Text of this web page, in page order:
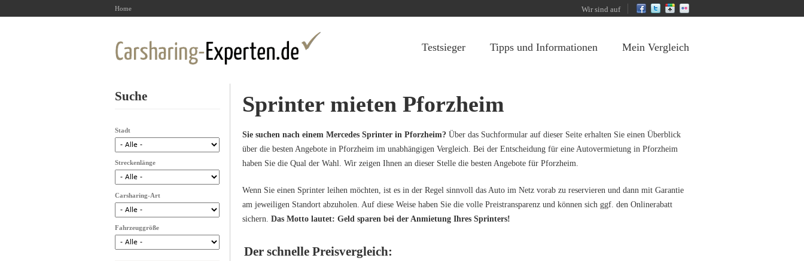
Home Wir sind auf
Testsieger Tipps und Informationen Mein Vergleich
Sprinter mieten Pforzheim
Sie suchen nach einem Mercedes Sprinter in Pforzheim? Über das Suchformular auf dieser Seite erhalten Sie einen Überblick
über die besten Angebote in Pforzheim im unabhängigen Vergleich. Bei der Entscheidung für eine Autovermietung in Pforzheim
haben Sie die Qual der Wahl. Wir zeigen Ihnen an dieser Stelle die besten Angebote für Pforzheim.
Wenn Sie einen Sprinter leihen möchten, ist es in der Regel sinnvoll das Auto im Netz vorab zu reservieren und dann mit Garantie
am jeweiligen Standort abzuholen. Auf diese Weise haben Sie die volle Preistransparenz und können sich ggf. den Onlinerabatt
sichern. Das Motto lautet: Geld sparen bei der Anmietung Ihres Sprinters!
Der schnelle Preisvergleich:
Suche
Stadt
Streckenlänge
Carsharing-Art
Fahrzeuggröße